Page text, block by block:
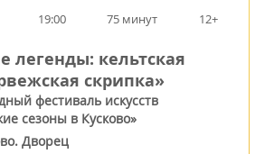
19:00 75 минут 12+
легенды: кельтская
скрипка»
фестиваль искусств
сезоны в Кусково»
Дворец